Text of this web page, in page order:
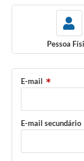
Arvorômetro
Secretarias/
Editais
Lista Telefônica
Agenda de Eventos
Pessoa
E-mail
E-mail secundário